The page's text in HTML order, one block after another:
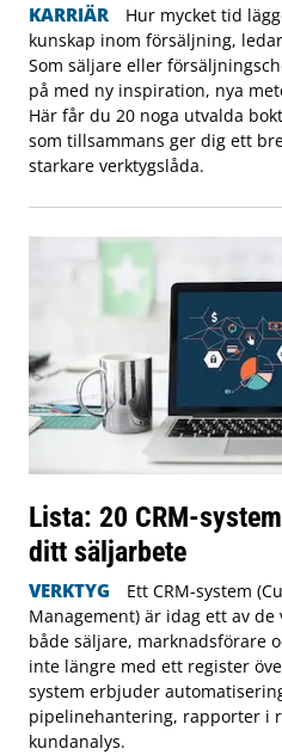
KARRIÄR
Hur mycket tid
kunskap inom försäljning,
Som säljare eller
på med ny inspiration, nya
Här får du 20 noga utvalda
som tillsammans ger dig ett
starkare verktygslåda.
Lista: 20 CRM-
ditt säljarbete
VERKTYG
Ett CRM-system
Management) är idag ett av
både säljare, marknadsförare
inte längre med ett register
system erbjuder
pipelinehantering, rapporter i
kundanalys.